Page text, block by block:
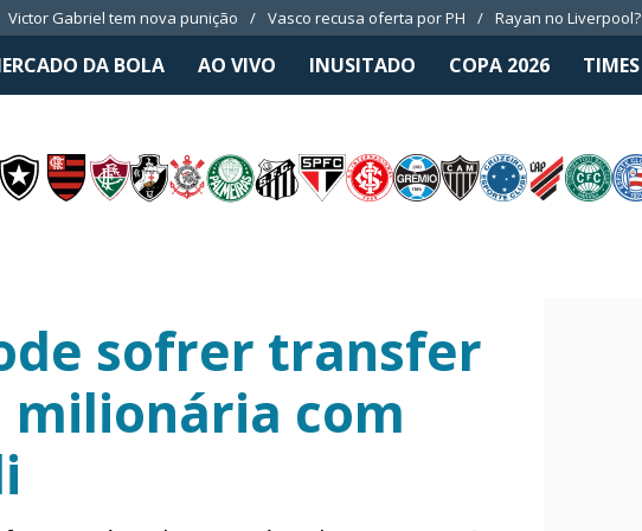
Victor Gabriel tem nova punição Vasco recusa oferta por PH Rayan no Liverpool?
DA BOLA AO VIVO INUSITADO COPA 2026 TIMES
sofrer transfer
com